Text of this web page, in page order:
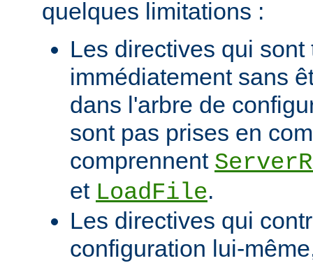
quelques limitations :
Les directives qui sont
immédiatement sans
dans l'arbre de
sont pas prises en
comprennent
et LoadFile.
Les directives qui
configuration lui-